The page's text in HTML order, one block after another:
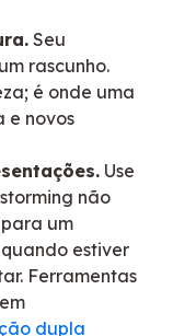
Seu
rascunho.
é onde uma
e novos
Use
não
um
estiver
Ferramentas
dupla